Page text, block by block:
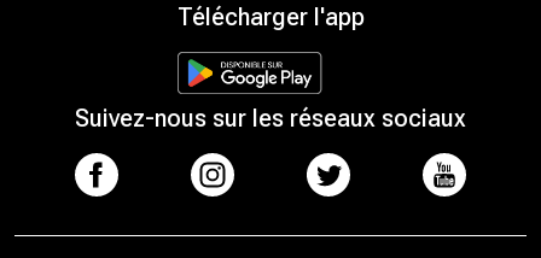
Télécharger l'app
Suivez-nous sur les réseaux sociaux